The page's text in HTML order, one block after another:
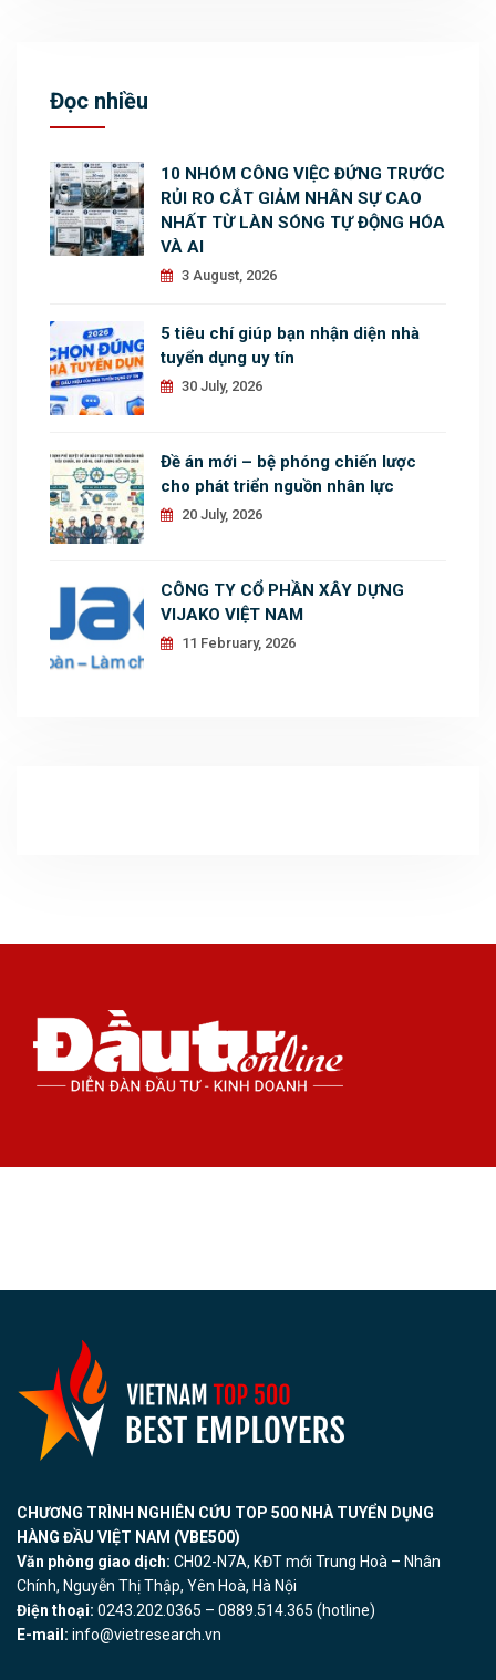
Đọc nhiều
10 NHÓM CÔNG VIỆC ĐỨNG TRƯỚC
RỦI RO CẮT GIẢM NHÂN SỰ CAO
NHẤT TỪ LÀN SÓNG TỰ ĐỘNG HÓA
VÀ AI
3 August, 2026
5 tiêu chí giúp bạn nhận diện nhà
tuyển dụng uy tín
30 July, 2026
Đề án mới – bệ phóng chiến lược
cho phát triển nguồn nhân lực
20 July, 2026
CÔNG TY CỔ PHẦN XÂY DỰNG
VIJAKO VIỆT NAM
11 February, 2026
CHƯƠNG TRÌNH NGHIÊN CỨU TOP 500 NHÀ TUYỂN DỤNG
HÀNG ĐẦU VIỆT NAM (VBE500)
Văn phòng giao dịch: CH02-N7A, KĐT mới Trung Hoà – Nhân
Chính, Nguyễn Thị Thập, Yên Hoà, Hà Nội
Điện thoại: 0243.202.0365 – 0889.514.365 (hotline)
E-mail: info@vietresearch.vn